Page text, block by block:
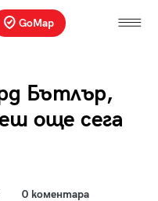
GoMap
Бътлър,
още сега
0 коментара